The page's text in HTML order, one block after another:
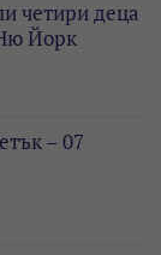
четири деца
Йорк
– 07